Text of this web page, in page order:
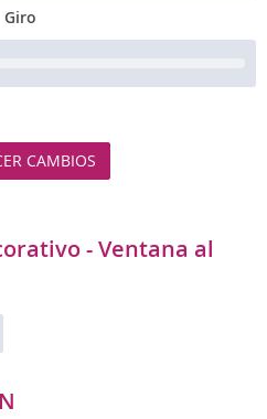
Giro
CAMBIOS
- Ventana al